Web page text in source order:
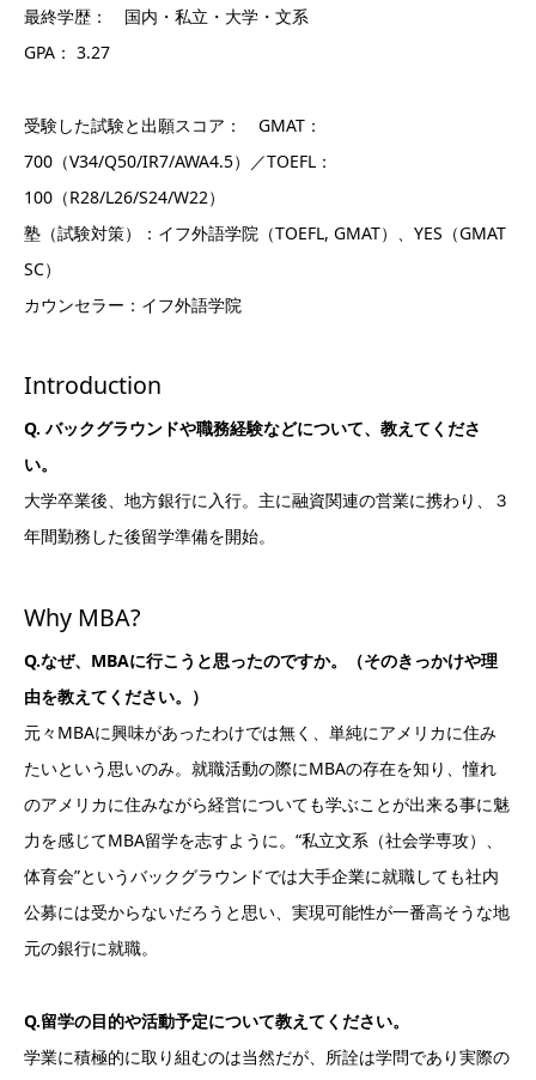
最終学歴： 国内・私立・大学・文系
GPA： 3.27
受験した試験と出願スコア： GMAT：
700（V34/Q50/IR7/AWA4.5）／TOEFL：
100（R28/L26/S24/W22）
塾（試験対策）：イフ外語学院（TOEFL, GMAT）、YES（GMAT
SC）
カウンセラー：イフ外語学院
Introduction
Q. バックグラウンドや職務経験などについて、教えてくださ
い。
大学卒業後、地方銀行に入行。主に融資関連の営業に携わり、３
年間勤務した後留学準備を開始。
Why MBA?
Q.なぜ、MBAに行こうと思ったのですか。（そのきっかけや理
由を教えてください。）
元々MBAに興味があったわけでは無く、単純にアメリカに住み
たいという思いのみ。就職活動の際にMBAの存在を知り、憧れ
のアメリカに住みながら経営についても学ぶことが出来る事に魅
力を感じてMBA留学を志すように。“私立文系（社会学専攻）、
体育会”というバックグラウンドでは大手企業に就職しても社内
公募には受からないだろうと思い、実現可能性が一番高そうな地
元の銀行に就職。
Q.留学の目的や活動予定について教えてください。
学業に積極的に取り組むのは当然だが、所詮は学問であり実際の